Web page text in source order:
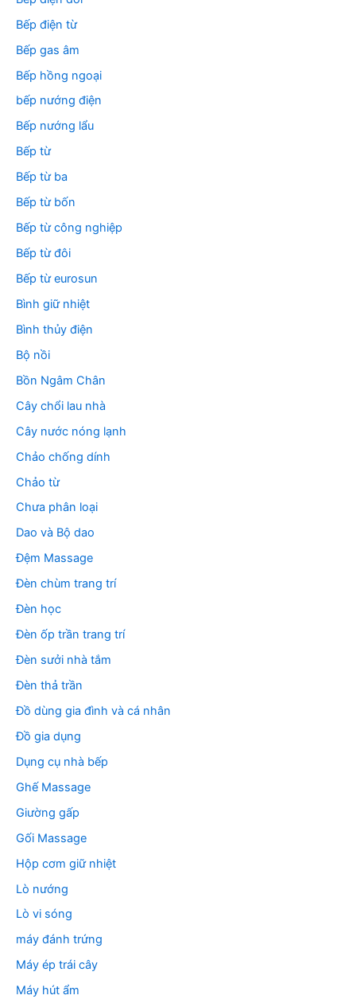
Bếp điện từ
Bếp gas âm
Bếp hồng ngoại
bếp nướng điện
Bếp nướng lẩu
Bếp từ
Bếp từ ba
Bếp từ bốn
Bếp từ công nghiệp
Bếp từ đôi
Bếp từ eurosun
Bình giữ nhiệt
Bình thủy điện
Bộ nồi
Bồn Ngâm Chân
Cây chổi lau nhà
Cây nước nóng lạnh
Chảo chống dính
Chảo từ
Chưa phân loại
Dao và Bộ dao
Đệm Massage
Đèn chùm trang trí
Đèn học
Đèn ốp trần trang trí
Đèn sưởi nhà tắm
Đèn thả trần
Đồ dùng gia đình và cá nhân
Đồ gia dụng
Dụng cụ nhà bếp
Ghế Massage
Giường gấp
Gối Massage
Hộp cơm giữ nhiệt
Lò nướng
Lò vi sóng
máy đánh trứng
Máy ép trái cây
Máy hút ẩm